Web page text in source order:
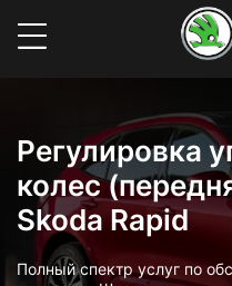
Регулировка
колес
Skoda Rapid
Полный спектр услуг по